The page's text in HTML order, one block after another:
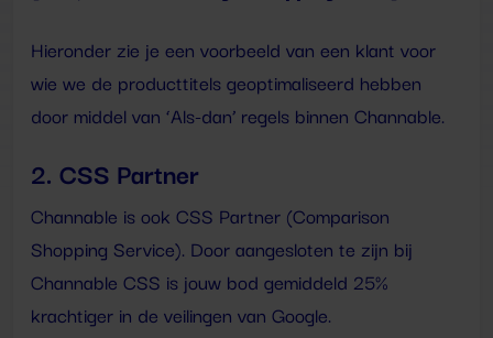
Hieronder zie je een voorbeeld van een klant voor
wie we de producttitels geoptimaliseerd hebben
door middel van ‘Als-dan’ regels binnen Channable.
2. CSS Partner
Channable is ook CSS Partner (Comparison
Shopping Service). Door aangesloten te zijn bij
Channable CSS is jouw bod gemiddeld 25%
krachtiger in de veilingen van Google.